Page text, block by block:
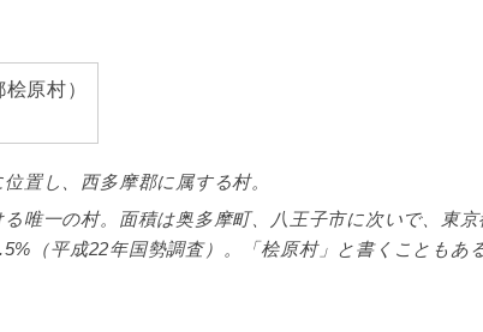
置し、西多摩郡に属する村。
唯一の村。面積は奥多摩町、八王子市に次いで、東京
（平成22年国勢調査）。「桧原村」と書くこともある